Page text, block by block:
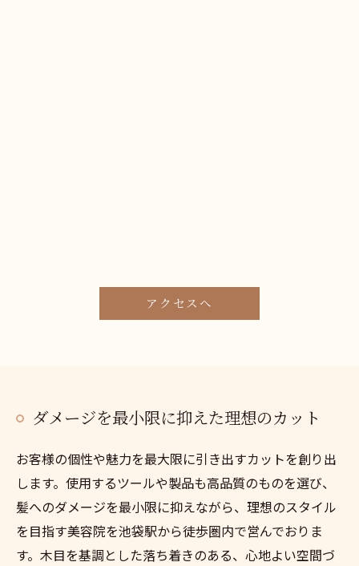
アクセスへ
ダメージを最小限に抑えた理想のカット
お客様の個性や魅力を最大限に引き出すカットを創り出
します。使用するツールや製品も高品質のものを選び、
髪へのダメージを最小限に抑えながら、理想のスタイル
を目指す美容院を池袋駅から徒歩圏内で営んでおりま
す。木目を基調とした落ち着きのある、心地よい空間づ